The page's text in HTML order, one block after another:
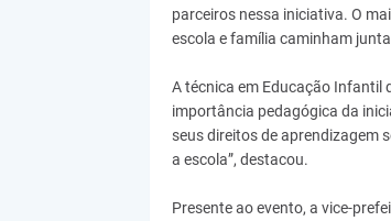
parceiros nessa iniciativa. O
escola e família caminham
A técnica em Educação Infantil
importância pedagógica da
seus direitos de aprendizagem
a escola”, destacou.
Presente ao evento, a vice-